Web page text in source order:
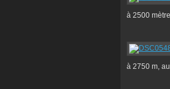
à 2500
à 2750 m,